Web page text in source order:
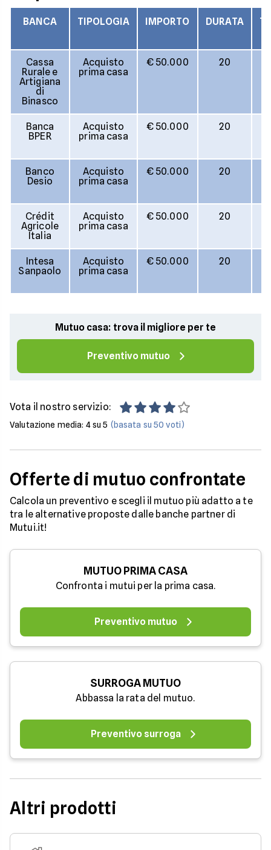
BANCA TIPOLOGIA IMPORTO DURATA
Cassa
Rurale e
Artigiana
di
Binasco
Acquisto
prima casa
€ 50.000 20
Banca
BPER
Acquisto
prima casa
€ 50.000 20
Banco
Desio
Acquisto
prima casa
€ 50.000 20
Crédit
Agricole
Italia
Acquisto
prima casa
€ 50.000 20
Intesa
Sanpaolo
Acquisto
prima casa
€ 50.000 20
Mutuo casa: trova il migliore per te
Preventivo mutuo
Vota il nostro servizio:
Valutazione media: 4su 5 (basata su50 voti)
Offerte di mutuo confrontate
Calcola un preventivo e scegli il mutuo più adatto a te
tra le alternative proposte dalle banche partner di
Mutui.it!
MUTUO PRIMA CASA
Confronta i mutui per la prima casa.
Preventivo mutuo
SURROGA MUTUO
Abbassa la rata del mutuo.
Preventivo surroga
Altri prodotti